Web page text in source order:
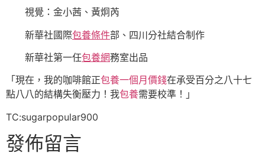
視覺：金小茜、黃炯芮
新華社國際包養條件部、四川分社結合制作
新華社第一任包養網務室出品
「現在，我的咖啡館正包養一個月價錢在承受百分之八十七
點八八的結構失衡壓力！我包養需要校準！」
TC:sugarpopular900
發佈留言